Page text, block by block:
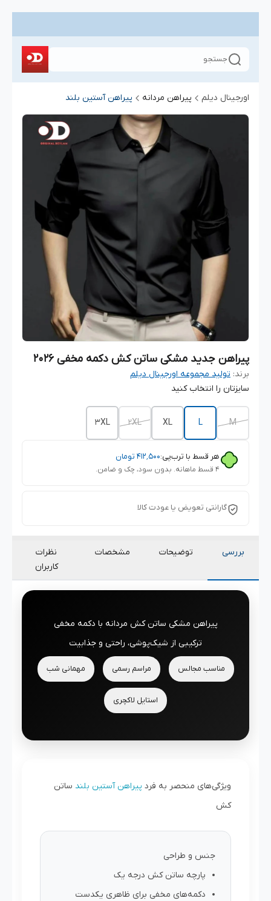
جستجو
اورجینال دیلم پیراهن مردانه پیراهن آستین بلند
پیراهن جدید مشکی ساتن کش دکمه مخفی 2026
برند: تولید مجموعه اورجینال دیلم
سایزتان را انتخاب کنید
M
L
XL
2XL
3XL
هر قسط با ترب‌پی:۴۱۲٬۵۰۰ تومان
۴ قسط ماهانه. بدون سود، چک و ضامن.
گارانتی تعویض یا عودت کالا
بررسی توضیحات مشخصات
نظرات
کاربران
پیراهن مشکی ساتن کش مردانه با دکمه مخفی
ترکیبی از شیک‌پوشی، راحتی و جذابیت
مناسب مجالس مراسم رسمی مهمانی شب
استایل لاکچری
ویژگی‌های منحصر به فرد پیراهن آستین بلند ساتن
کش
جنس و طراحی
پارچه ساتن کش درجه یک
دکمه‌های مخفی برای ظاهری یکدست